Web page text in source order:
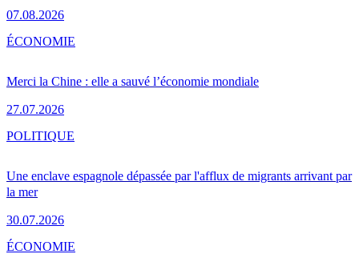
07.08.2026
Merci la Chine : elle a sauvé l’économie mondiale
27.07.2026
ÉCONOMIE
Une enclave espagnole dépassée par l'afflux de migrants arrivant par
la mer
30.07.2026
POLITIQUE
ÉCONOMIE